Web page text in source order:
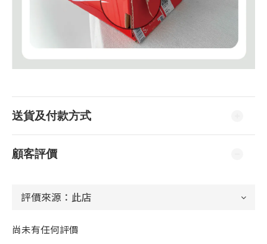
送貨及付款方式
顧客評價
尚未有任何評價